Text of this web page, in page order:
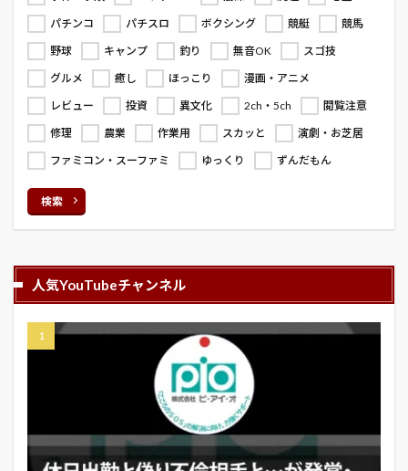
パチンコ
パチスロ ボクシング 競艇
競馬
野球
キャンプ 釣り 無音OK
スゴ技
グルメ
癒し ほっこり
漫画・アニメ
レビュー
投資 異文化 2ch・5ch
閲覧注意
修理
農業 作業用 スカッと
演劇・お芝居
ファミコン・スーファミ
ゆっくり ずんだもん
検索
人気YouTubeチャンネル